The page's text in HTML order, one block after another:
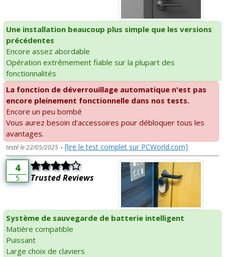
Une installation beaucoup plus simple que les versions
précédentes
Encore assez abordable
Opération extrêmement fiable sur la plupart des
fonctionnalités
La fonction de déverrouillage automatique n'est pas
encore pleinement fonctionnelle dans nos tests.
Encore un peu bombé
Vous aurez besoin d'accessoires pour débloquer tous les
avantages.
testé le 22/05/2025 - [lire le test complet sur PCWorld.com]
4
5 Trusted Reviews
Système de sauvegarde de batterie intelligent
Matière compatible
Puissant
Large choix de claviers